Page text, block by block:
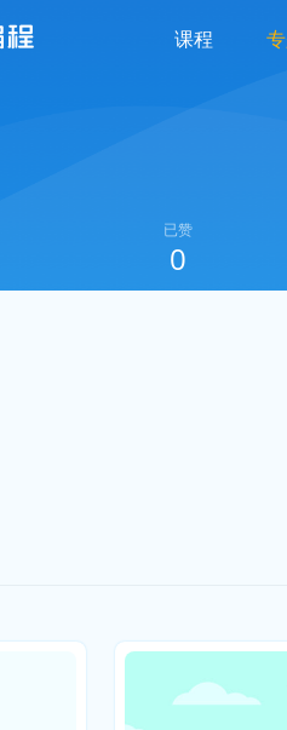
课程
已赞
0